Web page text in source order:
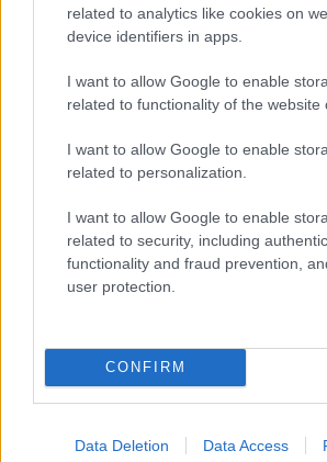
related to analytics like cookies on
device identifiers in apps.
I want to allow Google to enable
related to functionality of the website
I want to allow Google to enable
related to personalization.
I want to allow Google to enable
related to security, including
functionality and fraud prevention,
user protection.
CONFIRM
Data Deletion Data Access
autópálya útépítés M1-es autópálya Bicske
csomópont építése
Tizenegy meglévő csomópontot korszerűsít
különszintű csomópontot hoz létre az MKIF
bővítésénél.
Új gyalogosátkelők
csomópont épül